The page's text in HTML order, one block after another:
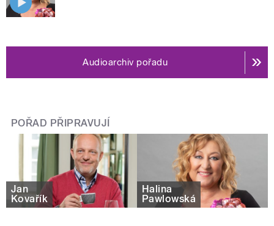
Audioarchiv pořadu
POŘAD PŘIPRAVUJÍ
Jan
Kovařík
Halina
Pawlowská